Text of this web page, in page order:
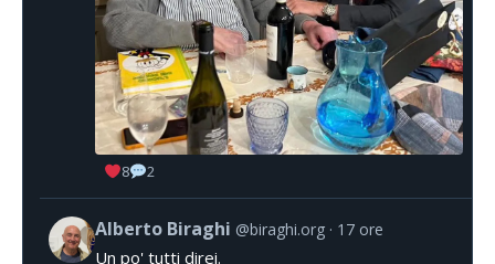
8 2
Alberto Biraghi @biraghi.org 17 ore
Un po' tutti direi.